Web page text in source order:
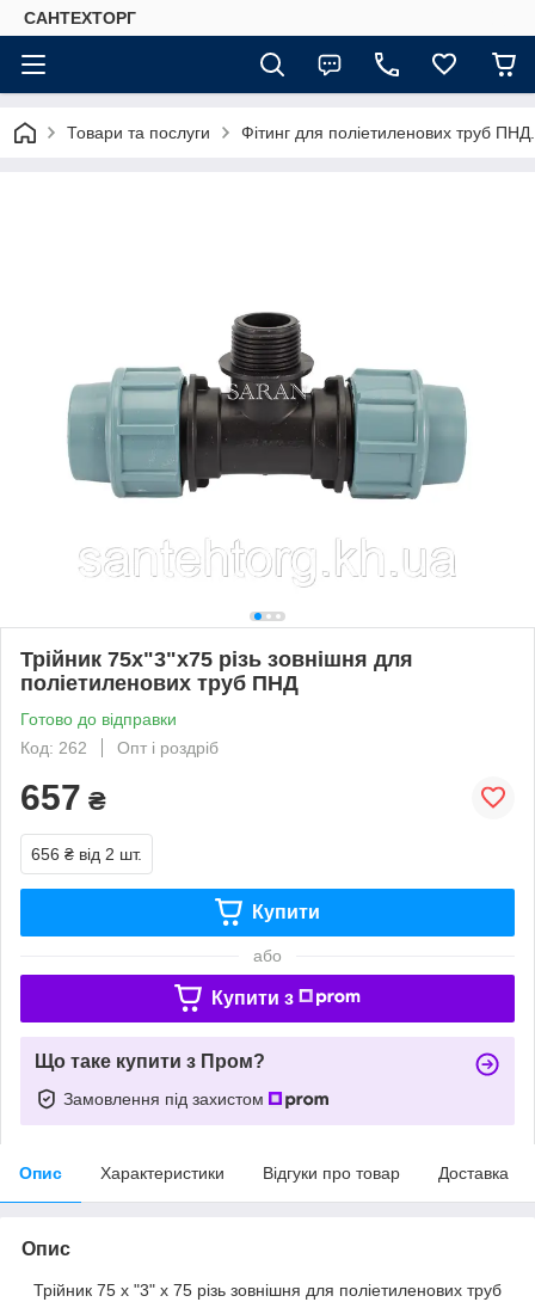
САНТЕХТОРГ
Товари та послуги Фітинг для поліетиленових труб ПНД.
Трійник 75х"3"х75 різь зовнішня для
поліетиленових труб ПНД
Готово до відправки
Код: 262
Опт і роздріб
657 ₴
656 ₴ від 2 шт.
Купити
або
Купити з
Що таке купити з Пром?
Замовлення під захистом
Опис Характеристики Відгуки про товар Доставка
Опис
Трійник 75 х "3" х 75 різь зовнішня для поліетиленових труб